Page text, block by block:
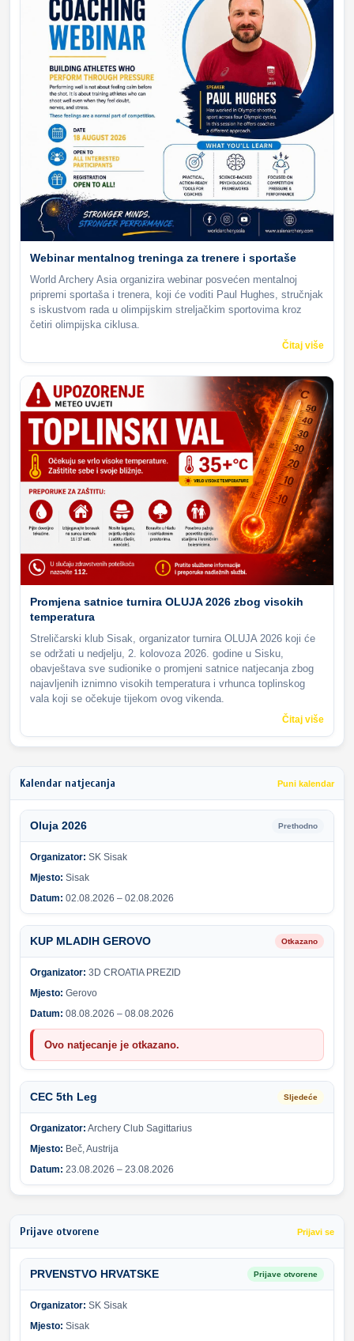
Webinar mentalnog treninga za trenere i sportaše
World Archery Asia organizira webinar posvećen mentalnoj
pripremi sportaša i trenera, koji će voditi Paul Hughes, stručnjak
s iskustvom rada u olimpijskim streljačkim sportovima kroz
četiri olimpijska ciklusa.
Čitaj više
Promjena satnice turnira OLUJA 2026 zbog visokih
temperatura
Streličarski klub Sisak, organizator turnira OLUJA 2026 koji će
se održati u nedjelju, 2. kolovoza 2026. godine u Sisku,
obavještava sve sudionike o promjeni satnice natjecanja zbog
najavljenih iznimno visokih temperatura i vrhunca toplinskog
vala koji se očekuje tijekom ovog vikenda.
Čitaj više
Kalendar natjecanja Puni kalendar
Oluja 2026 Prethodno
Organizator: SK Sisak
Mjesto: Sisak
Datum: 02.08.2026 – 02.08.2026
KUP MLADIH GEROVO Otkazano
Organizator: 3D CROATIA PREZID
Mjesto: Gerovo
Datum: 08.08.2026 – 08.08.2026
Ovo natjecanje je otkazano.
CEC 5th Leg Sljedeće
Organizator: Archery Club Sagittarius
Mjesto: Beč, Austrija
Datum: 23.08.2026 – 23.08.2026
Prijave otvorene Prijavi se
PRVENSTVO HRVATSKE Prijave otvorene
Organizator: SK Sisak
Mjesto: Sisak